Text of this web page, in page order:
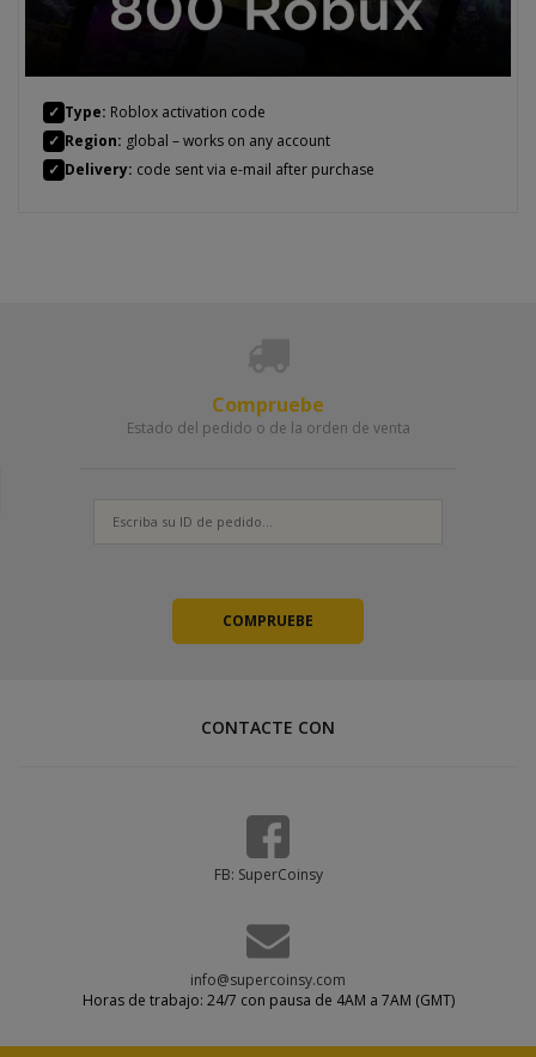
✓ Type: Roblox activation code
✓ Region: global – works on any account
✓ Delivery: code sent via e-mail after purchase
Compruebe
Estado del pedido o de la orden de venta
CONTACTE CON
FB: SuperCoinsy
info@supercoinsy.com
Horas de trabajo: 24/7 con pausa de 4AM a 7AM (GMT)